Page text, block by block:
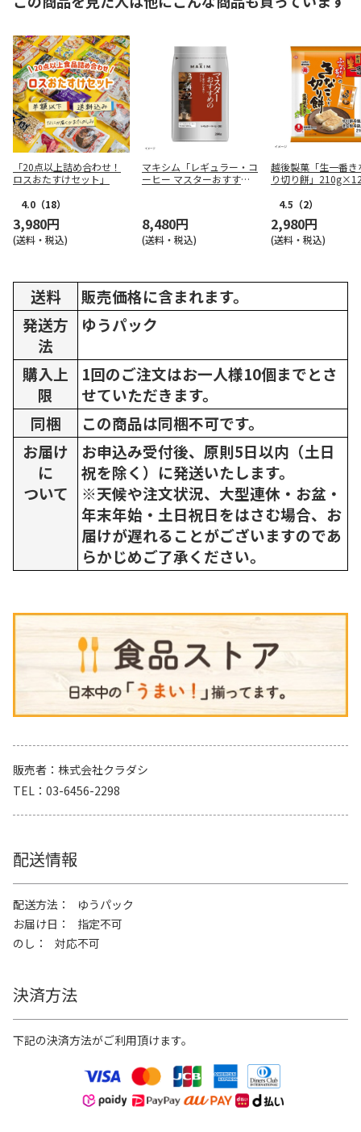
「20点以上詰め合わせ！
ロスおたすけセット」
4.0 （18）
3,980円
(送料・税込)
マキシム「レギュラー・コ
ーヒー マスターおすすめ
8,480円
(送料・税込)
越後製菓「生一番き
り切り餅」
4.5 （2）
2,980円
(送料・税込)
送料
販売価格に含まれます。
発送方
法
ゆうパック
購入上
限
1回のご注文はお一人様10個までとさ
せていただきます。
同梱
この商品は同梱不可です。
お届け
に
ついて
お申込み受付後、原則5日以内（土日
祝を除く）に発送いたします。
※天候や注文状況、大型連休・お盆・
年末年始・土日祝日をはさむ場合、お
届けが遅れることがございますのであ
らかじめご了承ください。
販売者
株式会社クラダシ
TEL
03-6456-2298
配送情報
配送方法
ゆうパック
お届け日
指定不可
のし
対応不可
決済方法
下記の決済方法がご利用頂けます。